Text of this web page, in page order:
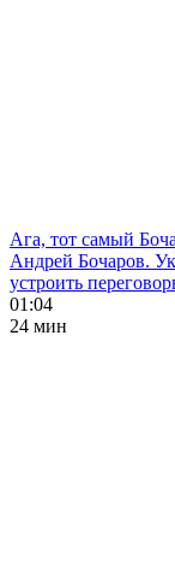
Ага, тот самый
Андрей Бочаров.
устроить
01:04
24 мин